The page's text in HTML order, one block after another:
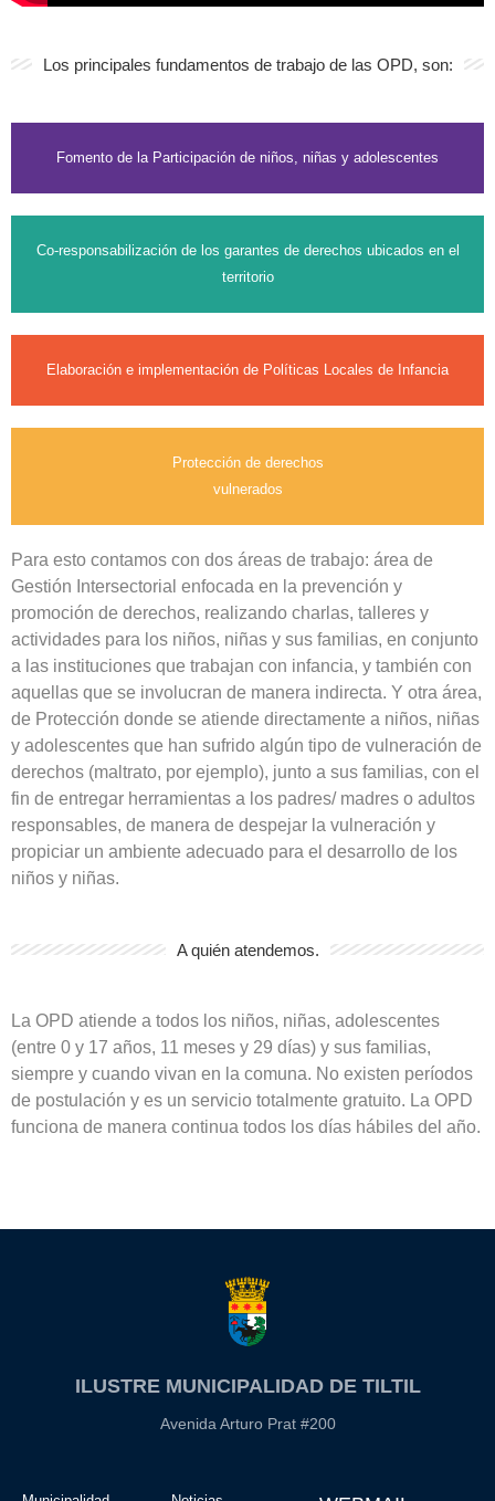
Los principales fundamentos de trabajo de las OPD, son:
Fomento de la Participación de niños, niñas y adolescentes
Co-responsabilización de los garantes de derechos ubicados en el
territorio
Elaboración e implementación de Políticas Locales de Infancia
Protección de derechos
vulnerados
Para esto contamos con dos áreas de trabajo: área de
Gestión Intersectorial enfocada en la prevención y
promoción de derechos, realizando charlas, talleres y
actividades para los niños, niñas y sus familias, en conjunto
a las instituciones que trabajan con infancia, y también con
aquellas que se involucran de manera indirecta. Y otra área,
de Protección donde se atiende directamente a niños, niñas
y adolescentes que han sufrido algún tipo de vulneración de
derechos (maltrato, por ejemplo), junto a sus familias, con el
fin de entregar herramientas a los padres/ madres o adultos
responsables, de manera de despejar la vulneración y
propiciar un ambiente adecuado para el desarrollo de los
niños y niñas.
A quién atendemos.
La OPD atiende a todos los niños, niñas, adolescentes
(entre 0 y 17 años, 11 meses y 29 días) y sus familias,
siempre y cuando vivan en la comuna. No existen períodos
de postulación y es un servicio totalmente gratuito. La OPD
funciona de manera continua todos los días hábiles del año.
ILUSTRE MUNICIPALIDAD DE TILTIL
Avenida Arturo Prat #200